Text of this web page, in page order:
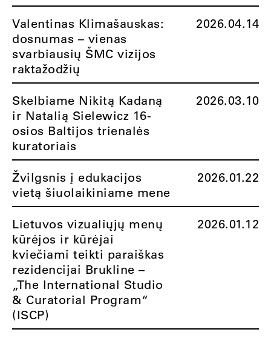
Valentinas Klimašauskas:
dosnumas – vienas
svarbiausių ŠMC vizijos
raktažodžių
2026.04.14
Skelbiame Nikitą Kadaną
ir Natalią Sielewicz 16-
osios Baltijos trienalės
kuratoriais
2026.03.10
Žvilgsnis į edukacijos
vietą šiuolaikiniame mene
2026.01.22
Lietuvos vizualiųjų menų
kūrėjos ir kūrėjai
kviečiami teikti paraiškas
rezidencijai Brukline –
„The International Studio
& Curatorial Program“
(ISCP)
2026.01.12